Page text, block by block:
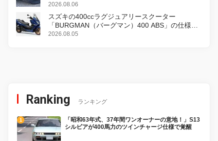
2026.08.06
スズキの400ccラグジュアリースクーター
「BURGMAN（バーグマン）400 ABS」の仕様を
変更し、8月18日に発売
2026.08.05
Ranking ランキング
「昭和63年式、37年間ワンオーナーの意地！」S13
シルビアが400馬力のツインチャージ仕様で覚醒